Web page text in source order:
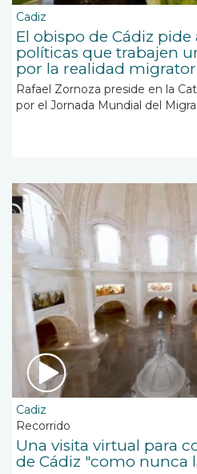
Cadiz
El obispo de Cádiz
políticas que trabajen
por la realidad
Rafael Zornoza preside en la
por el Jornada Mundial del
Cadiz
Recorrido
Una visita virtual para
de Cádiz "como nunca